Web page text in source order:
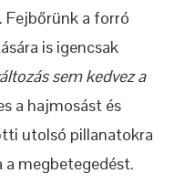
Fejbőrünk a forró
is igencsak
sem kedvez a
a hajmosást és
utolsó pillanatokra
a megbetegedést.